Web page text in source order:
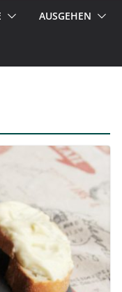
AUSGEHEN